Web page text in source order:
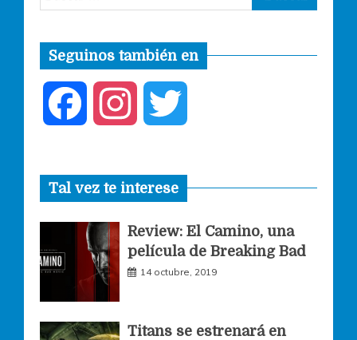
Seguinos también en
c
e
b
o
s
t
a
g
i
t
t
Tal vez te interese
Review: El Camino, una
película de Breaking Bad
14 octubre, 2019
Titans se estrenará en